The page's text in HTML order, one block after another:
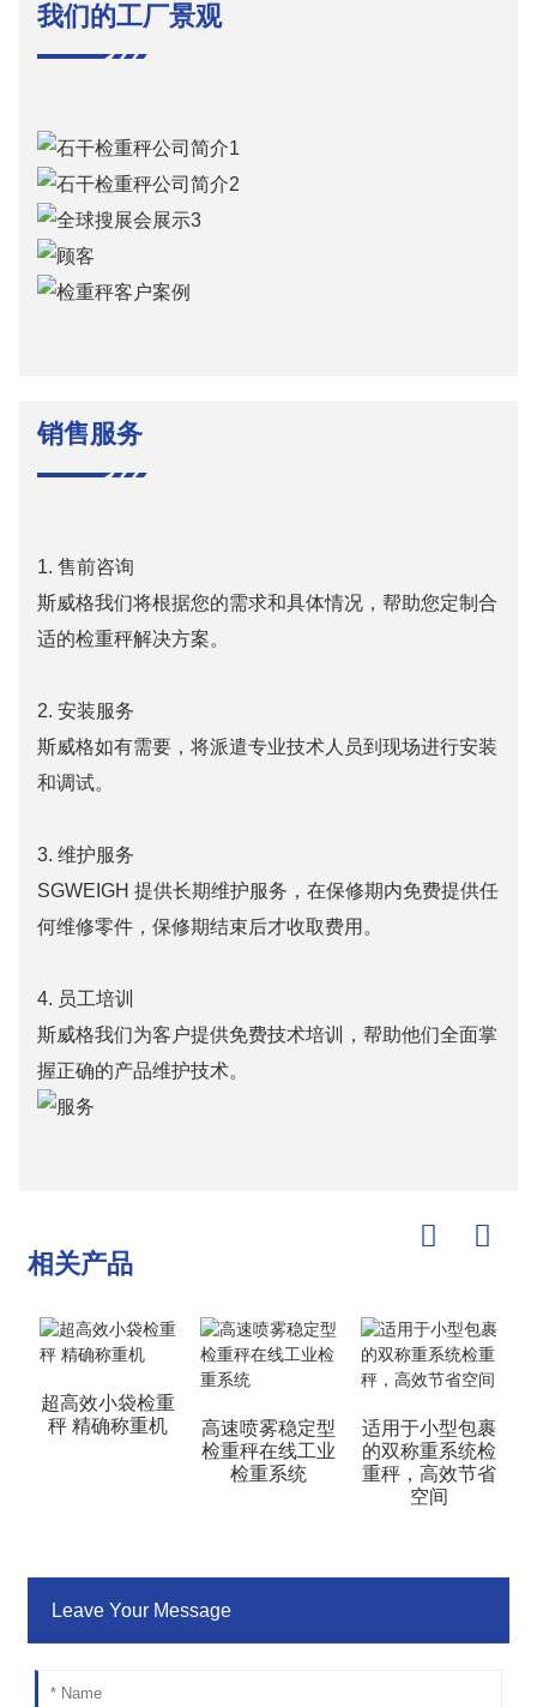
我们的工厂景观
销售服务
1. 售前咨询
斯威格我们将根据您的需求和具体情况，帮助您定制合
适的检重秤解决方案。
2. 安装服务
斯威格如有需要，将派遣专业技术人员到现场进行安装
和调试。
3. 维护服务
SGWEIGH 提供长期维护服务，在保修期内免费提供任
何维修零件，保修期结束后才收取费用。
4. 员工培训
斯威格我们为客户提供免费技术培训，帮助他们全面掌
握正确的产品维护技术。
相关产品
超高效小袋检重
秤 精确称重机
高速喷雾稳定型
检重秤在线工业
检重系统
适用于小型包裹
的双称重系统检
重秤，高效节省
空间
Leave Your Message